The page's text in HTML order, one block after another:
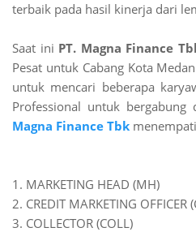
terbaik pada hasil kinerja dari
Saat ini PT. Magna Finance
Pesat untuk Cabang Kota
untuk mencari beberapa
Professional untuk bergabung
Magna Finance Tbk
1. MARKETING HEAD (MH)
2. CREDIT MARKETING OFFICER
3. COLLECTOR (COLL)